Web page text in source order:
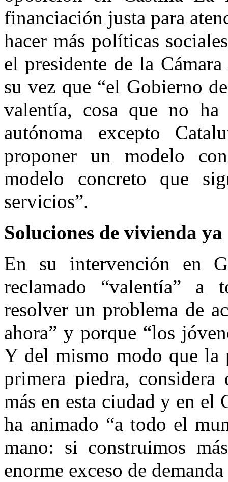
financiación justa para
hacer más políticas
el presidente de la
su vez que “el Gobierno
valentía, cosa que no ha
autónoma excepto
proponer un modelo
modelo concreto que
servicios”.
Soluciones de vivienda ya
En su intervención en
reclamado “valentía” a
resolver un problema de
ahora” y porque “los
Y del mismo modo que la
primera piedra,
más en esta ciudad y en el
ha animado “a todo el
mano: si construimos
enorme exceso de